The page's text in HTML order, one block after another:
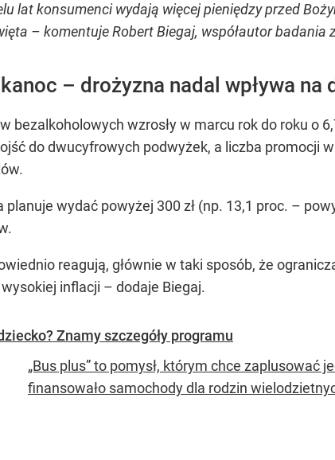
lat konsumenci wydają więcej pieniędzy przed
– komentuje Robert Biegaj, współautor badania
– drożyzna nadal wpływa na
bezalkoholowych wzrosły w marcu rok do roku o
do dwucyfrowych podwyżek, a liczba promocji
planuje wydać powyżej 300 zł (np. 13,1 proc. –
reagują, głównie w taki sposób, że
inflacji – dodaje Biegaj.
Znamy szczegóły programu
„Bus plus” to pomysł, którym chce
finansowało samochody dla rodzin